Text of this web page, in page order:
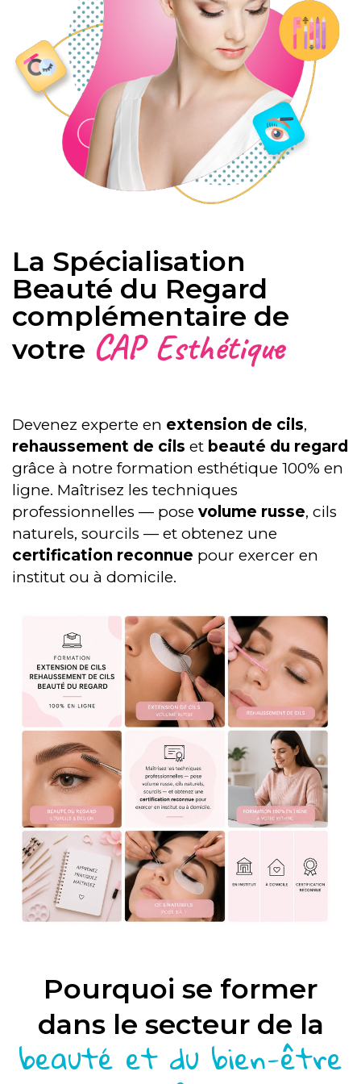
La Spécialisation
Beauté du Regard
complémentaire de
votre CAP Esthétique
Devenez experte en extension de cils,
rehaussement de cils et beauté du regard
grâce à notre formation esthétique 100% en
ligne. Maîtrisez les techniques
professionnelles — pose volume russe, cils
naturels, sourcils — et obtenez une
certification reconnue pour exercer en
institut ou à domicile.
Pourquoi se former
dans le secteur de la
beauté et du bien-être